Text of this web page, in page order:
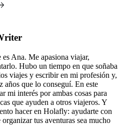
Ana. Me apasiona viajar,
Hubo un tiempo en que soñaba
viajes y escribir en mi profesión y,
años que lo conseguí. En este
mi interés por ambas cosas para
que ayuden a otros viajeros. Y
hacer en Holafly: ayudarte con
tus aventuras sea mucho